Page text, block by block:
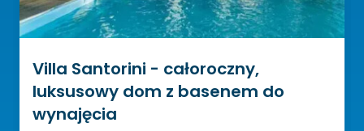
Villa Santorini - całoroczny,
luksusowy dom z basenem do
wynajęcia